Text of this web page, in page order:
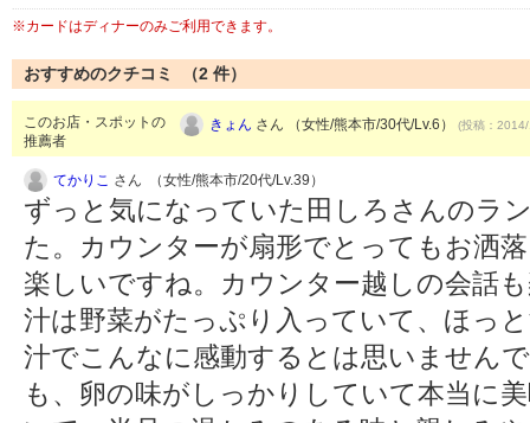
※カードはディナーのみご利用できます。
おすすめのクチコミ （2 件）
このお店・スポットの
推薦者
きょん さん （女性/熊本市/30代/Lv.6） (投稿：
てかりこ さん （女性/熊本市/20代/Lv.39）
ずっと気になっていた田しろさんのラ
た。カウンターが扇形でとってもお洒
楽しいですね。カウンター越しの会話
汁は野菜がたっぷり入っていて、ほっ
汁でこんなに感動するとは思いません
も、卵の味がしっかりしていて本当に